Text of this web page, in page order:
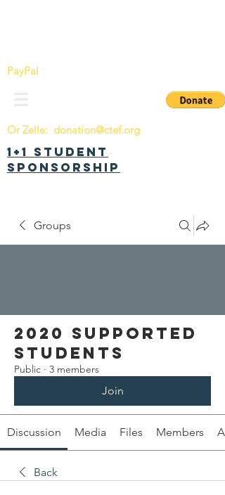
PayPal
Or Zelle: donation@ctef.org
1+1 Student
Sponsorship
Groups
2020 Supported
students
Public · 3 members
Join
Discussion Media Files Members
Back